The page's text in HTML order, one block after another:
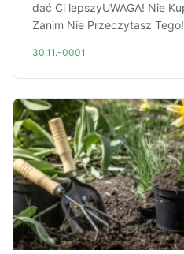
dać Ci lepszyUWAGA! Nie
Zanim Nie Przeczytasz
30.11.-0001